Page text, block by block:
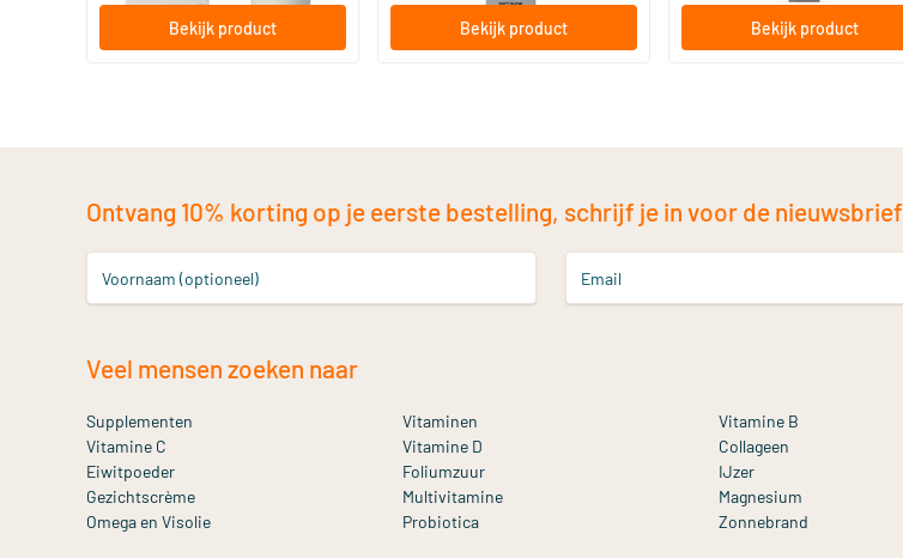
Bekijk product Bekijk product Bekijk product
Ontvang 10% korting op je eerste bestelling, schrijf je in voor de nieuwsbrief
Voornaam (optioneel) Email
Veel mensen zoeken naar
Supplementen Vitaminen
Vitamine B
Vitamine C
Vitamine D
Collageen
Eiwitpoeder
Foliumzuur
IJzer
Gezichtscrème
Multivitamine
Magnesium
Omega en Visolie
Probiotica Zonnebrand